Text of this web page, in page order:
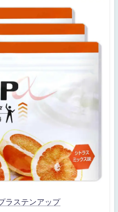
ラステンアップ